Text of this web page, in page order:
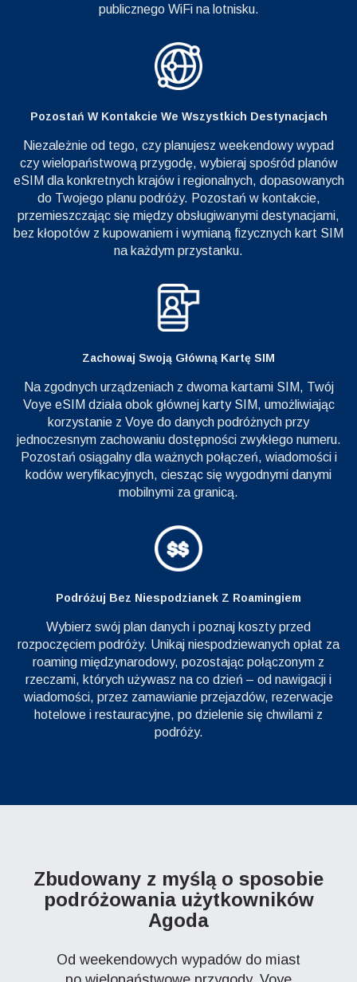
publicznego WiFi na lotnisku.
Pozostań W Kontakcie We Wszystkich Destynacjach
Niezależnie od tego, czy planujesz weekendowy wypad
czy wielopaństwową przygodę, wybieraj spośród planów
eSIM dla konkretnych krajów i regionalnych, dopasowanych
do Twojego planu podróży. Pozostań w kontakcie,
przemieszczając się między obsługiwanymi destynacjami,
bez kłopotów z kupowaniem i wymianą fizycznych kart SIM
na każdym przystanku.
Zachowaj Swoją Główną Kartę SIM
Na zgodnych urządzeniach z dwoma kartami SIM, Twój
Voye eSIM działa obok głównej karty SIM, umożliwiając
korzystanie z Voye do danych podróżnych przy
jednoczesnym zachowaniu dostępności zwykłego numeru.
Pozostań osiągalny dla ważnych połączeń, wiadomości i
kodów weryfikacyjnych, ciesząc się wygodnymi danymi
mobilnymi za granicą.
Podróżuj Bez Niespodzianek Z Roamingiem
Wybierz swój plan danych i poznaj koszty przed
rozpoczęciem podróży. Unikaj niespodziewanych opłat za
roaming międzynarodowy, pozostając połączonym z
rzeczami, których używasz na co dzień – od nawigacji i
wiadomości, przez zamawianie przejazdów, rezerwacje
hotelowe i restauracyjne, po dzielenie się chwilami z
podróży.
Zbudowany z myślą o sposobie
podróżowania użytkowników
Agoda
Od weekendowych wypadów do miast